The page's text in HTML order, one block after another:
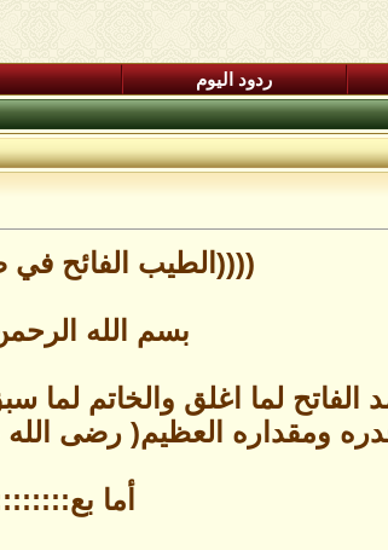
ردود اليوم
((((الطيب الفائح في
بسم الله
الفاتح لما اغلق والخاتم
ومقداره العظيم( رضى الله
أما